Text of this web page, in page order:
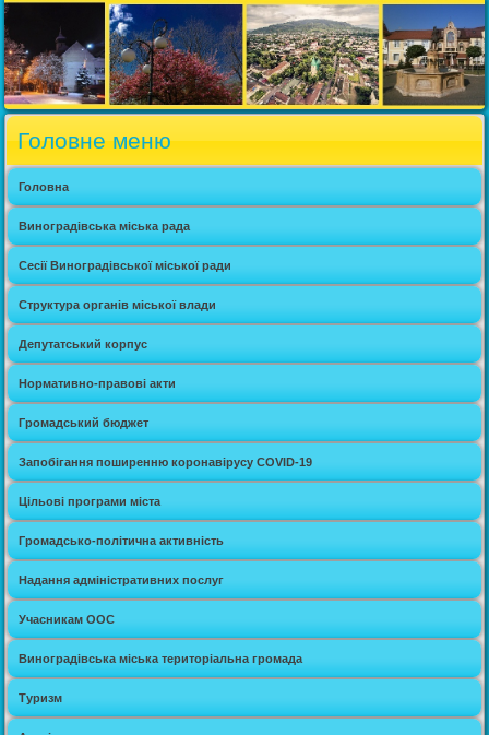
Головне меню
Головна
Виноградівська міська рада
Сесії Виноградівської міської ради
Структура органів міської влади
Депутатський корпус
Нормативно-правові акти
Громадський бюджет
Запобігання поширенню коронавірусу COVID-19
Цільові програми міста
Громадсько-політична активність
Надання адміністративних послуг
Учасникам ООС
Виноградівська міська територіальна громада
Туризм